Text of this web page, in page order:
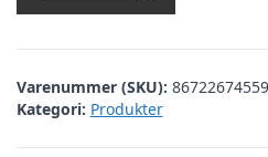
Varenummer (SKU):
Kategori: Produkter